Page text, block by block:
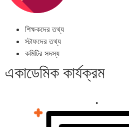
শিক্ষকদের তথ্য
স্টাফদের তথ্য
কমিটির সদস্য
একাডেমিক কার্যক্রম